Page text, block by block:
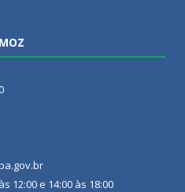
12:00 e 14:00 às 18:00